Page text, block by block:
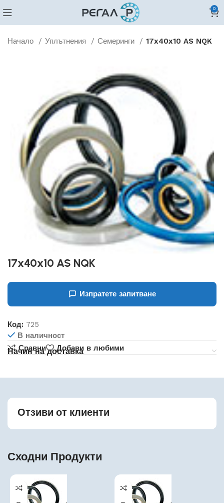
0
Начало Уплътнения Семеринги 17x40x10 AS NQK
17x40x10 AS NQK
Изпратете запитване
Код: 725
В наличност
Сравни
Добави в любими
Начин на доставка
Отзиви от клиенти
Сходни Продукти